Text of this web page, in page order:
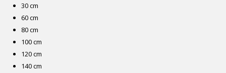
1 tot 2 werkdagen
30 cm
60 cm
80 cm
100 cm
120 cm
140 cm